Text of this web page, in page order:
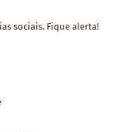
sociais. Fique alerta!